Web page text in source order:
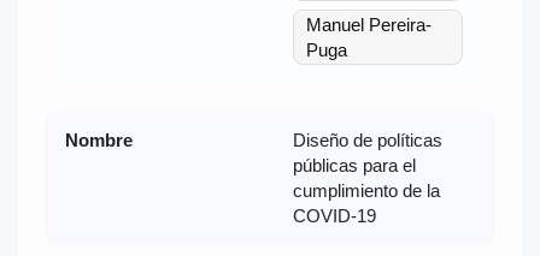
Manuel Pereira-
Puga
Nombre
Diseño de políticas
públicas para el
cumplimiento de la
COVID-19